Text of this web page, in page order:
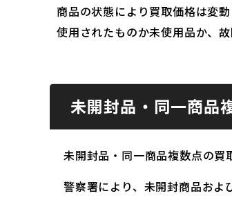
商品の状態により買取価格は変動
使用されたものか未使用品か、
未開封品・同一商品
未開封品・同一商品複数点の買
警察署により、未開封商品お